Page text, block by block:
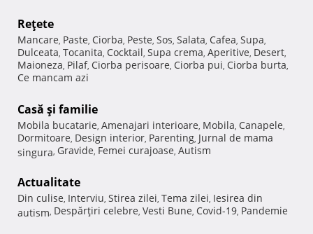
Reţete
Mancare, Paste, Ciorba, Peste, Sos, Salata, Cafea, Supa,
Dulceata, Tocanita, Cocktail, Supa crema, Aperitive, Desert,
Maioneza, Pilaf, Ciorba perisoare, Ciorba pui, Ciorba burta,
Ce mancam azi
Casă şi familie
Mobila bucatarie, Amenajari interioare, Mobila, Canapele,
Dormitoare, Design interior, Parenting, Jurnal de mama
singura, Gravide, Femei curajoase, Autism
Actualitate
Din culise, Interviu, Stirea zilei, Tema zilei, Iesirea din
autism, Despărţiri celebre, Vesti Bune, Covid-19, Pandemie